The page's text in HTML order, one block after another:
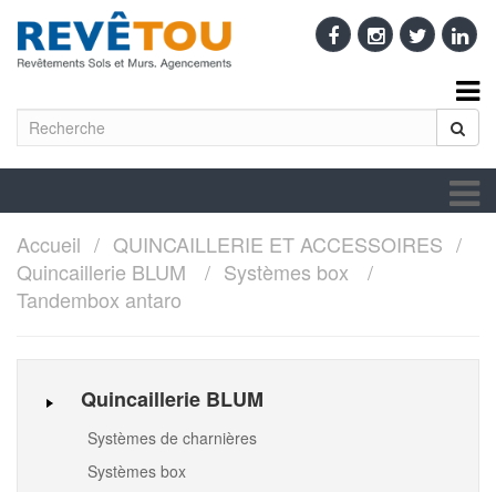
Accueil
QUINCAILLERIE ET ACCESSOIRES
Quincaillerie BLUM
Systèmes box
Tandembox antaro
Quincaillerie BLUM
Systèmes de charnières
Systèmes box